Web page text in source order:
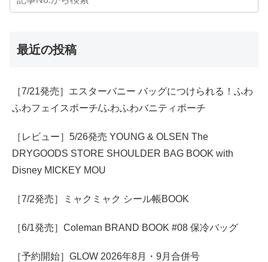
最近の投稿
［7/21発売］エスターバニー バッグにつけられる！ふわ
ふわフェイスポーチ/ふわふわバニティポーチ
［レビュー］5/26発売 YOUNG & OLSEN The
DRYGOODS STORE SHOULDER BAG BOOK with
Disney MICKEY MOU
［7/2発売］ミャクミャク シール帳BOOK
［6/1発売］Coleman BRAND BOOK #08 保冷バッグ
［予約開始］GLOW 2026年8月・9月合併号